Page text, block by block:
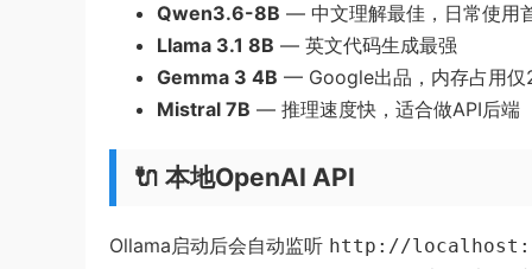
Qwen3.6-8B — 中文理解最佳，日常使用
Llama 3.1 8B — 英文代码生成最强
Gemma 3 4B — Google出品，内存占用仅
Mistral 7B — 推理速度快，适合做API后端
🔌 本地OpenAI API
Ollama启动后会自动监听 http://